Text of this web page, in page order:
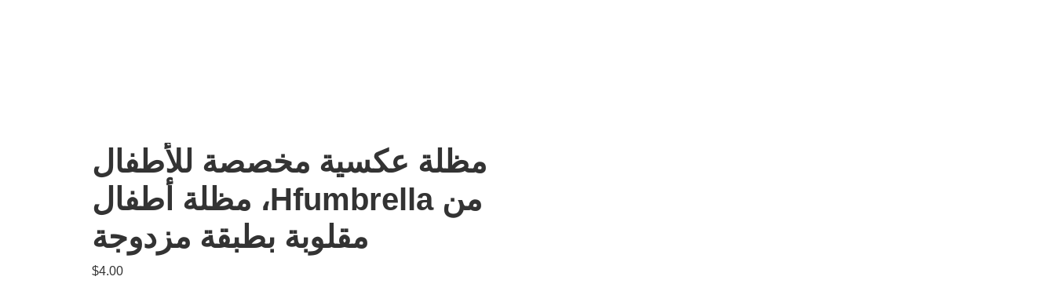
مظلة عكسية مخصصة للأطفال
من Hfumbrella، مظلة أطفال
مقلوبة بطبقة مزدوجة
$4.00